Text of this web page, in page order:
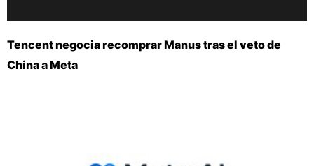
Tencent negocia recomprar Manus tras el veto de
China a Meta